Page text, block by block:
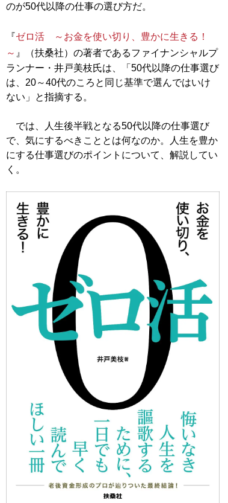
のが50代以降の仕事の選び方だ。
『ゼロ活 ～お金を使い切り、豊かに生きる！
～ 』（扶桑社）の著者であるファイナンシャルプ
ランナー・井戸美枝氏は、「50代以降の仕事選び
は、20～40代のころと同じ基準で選んではいけ
ない」と指摘する。
では、人生後半戦となる50代以降の仕事選び
で、気にするべきこととは何なのか。人生を豊か
にする仕事選びのポイントについて、解説してい
く。